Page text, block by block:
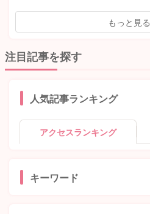
もっと見る
注目記事を探す
人気記事ランキング
アクセスランキング
キーワード